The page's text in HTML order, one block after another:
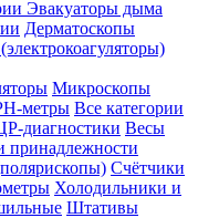
Эвакуаторы дыма
Дерматоскопы
Микроскопы
метры Все категории
диагностики Весы
принадлежности
Счётчики
Холодильники и
Штативы